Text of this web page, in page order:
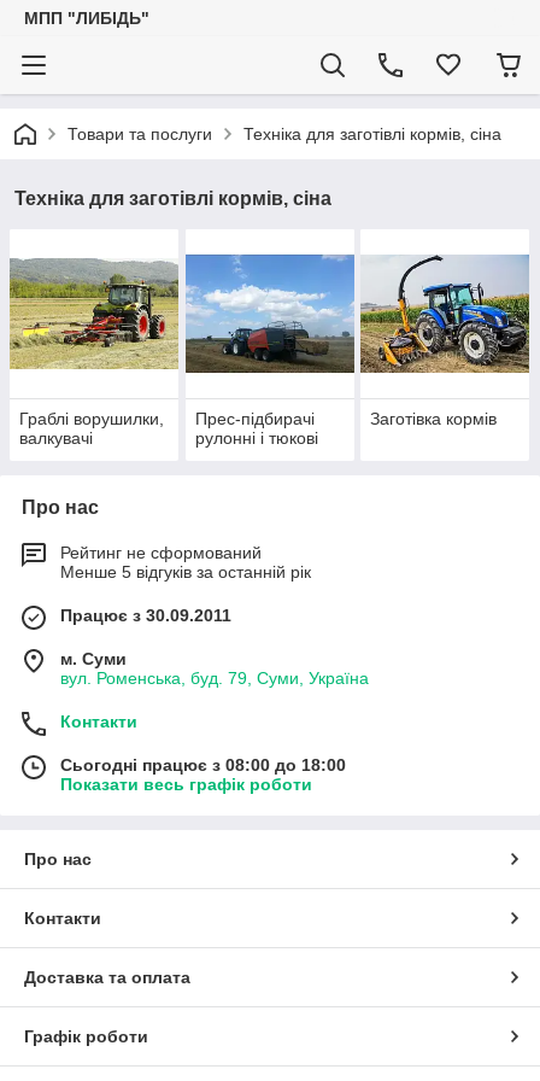
МПП "ЛИБІДЬ"
Товари та послуги Техніка для заготівлі кормів, сіна
Техніка для заготівлі кормів, сіна
Граблі ворушилки,
валкувачі
Прес-підбирачі
рулонні і тюкові
Заготівка кормів
Про нас
Рейтинг не сформований
Менше 5 відгуків за останній рік
Працює з 30.09.2011
м. Суми
вул. Роменська, буд. 79, Суми, Україна
Контакти
Сьогодні працює з 08:00 до 18:00
Показати весь графік роботи
Про нас
Контакти
Доставка та оплата
Графік роботи